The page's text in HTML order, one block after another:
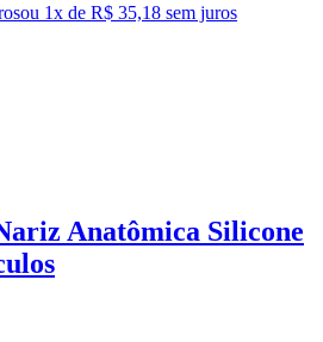
ou 1x de R$ 35,18 sem juros
Anatômica Silicone